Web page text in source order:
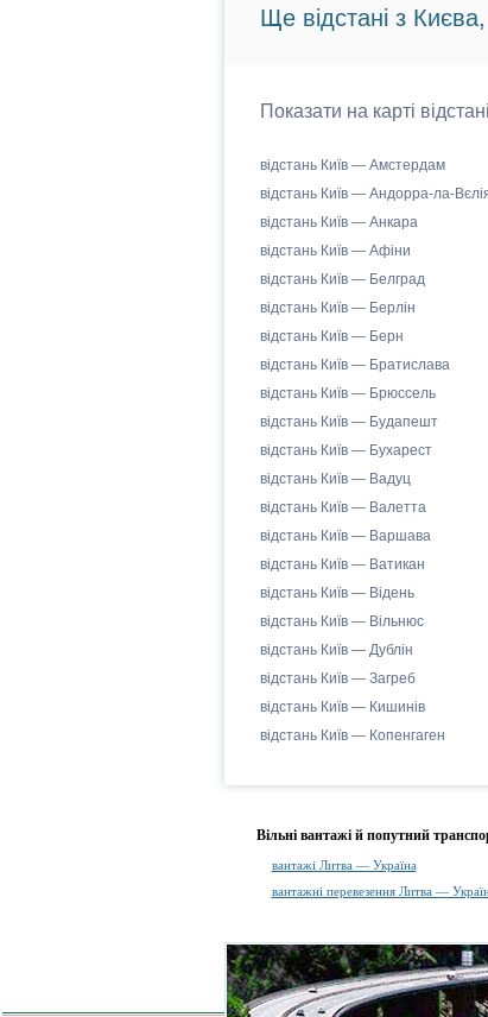
Ще відстані з
Показати на карті
відстань Київ — Амстердам
відстань Київ — Андорра-ла-
відстань Київ — Анкара
відстань Київ — Афіни
відстань Київ — Белград
відстань Київ — Берлін
відстань Київ — Берн
відстань Київ — Братислава
відстань Київ — Брюссель
відстань Київ — Будапешт
відстань Київ — Бухарест
відстань Київ — Вадуц
відстань Київ — Валетта
відстань Київ — Варшава
відстань Київ — Ватикан
відстань Київ — Відень
відстань Київ — Вільнюс
відстань Київ — Дублін
відстань Київ — Загреб
відстань Київ — Кишинів
відстань Київ — Копенгаген
Вільні вантажі й попутний
вантажі Литва — Україна
вантажні перевезення Литва —